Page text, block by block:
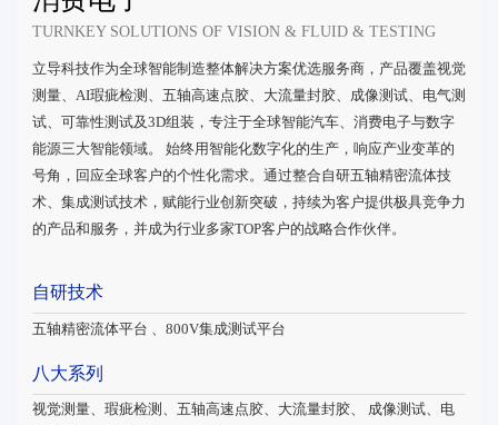
TURNKEY SOLUTIONS OF VISION & FLUID & TESTING
立导科技作为全球智能制造整体解决方案优选服务商，产品覆盖视觉
测量、AI瑕疵检测、五轴高速点胶、大流量封胶、成像测试、电气测
试、可靠性测试及3D组装，专注于全球智能汽车、消费电子与数字
能源三大智能领域。 始终用智能化数字化的生产，响应产业变革的
号角，回应全球客户的个性化需求。通过整合自研五轴精密流体技
术、集成测试技术，赋能行业创新突破，持续为客户提供极具竞争力
的产品和服务，并成为行业多家TOP客户的战略合作伙伴。
自研技术
五轴精密流体平台 、800V集成测试平台
八大系列
视觉测量、瑕疵检测、五轴高速点胶、大流量封胶、 成像测试、电